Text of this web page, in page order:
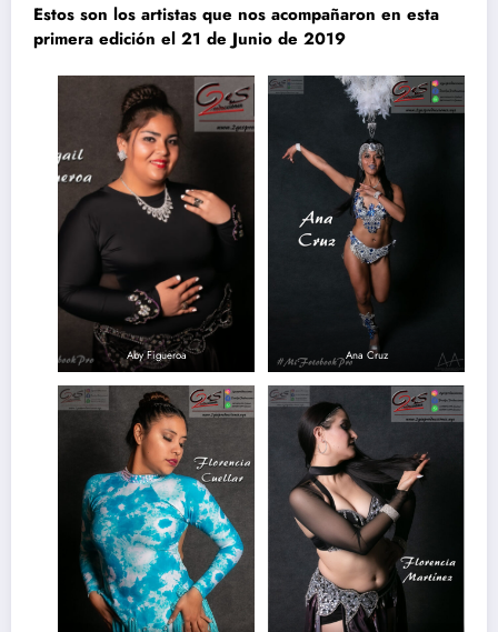
Estos son los artistas que nos acompañaron en esta
primera edición el 21 de Junio de 2019
Aby Figueroa Ana Cruz